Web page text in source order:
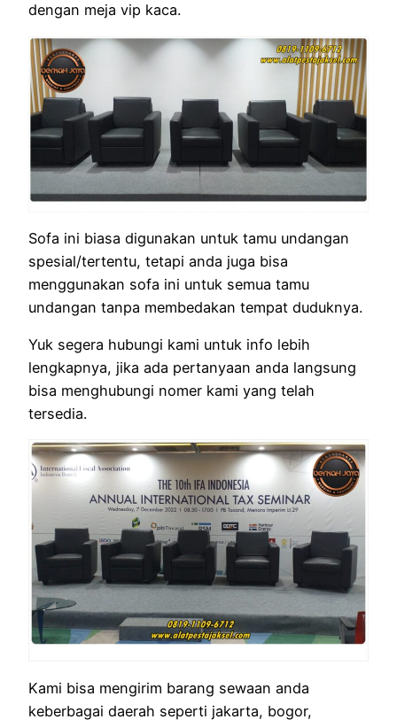
dengan meja vip kaca.
Sofa ini biasa digunakan untuk tamu undangan
spesial/tertentu, tetapi anda juga bisa
menggunakan sofa ini untuk semua tamu
undangan tanpa membedakan tempat duduknya.
Yuk segera hubungi kami untuk info lebih
lengkapnya, jika ada pertanyaan anda langsung
bisa menghubungi nomer kami yang telah
tersedia.
Kami bisa mengirim barang sewaan anda
keberbagai daerah seperti jakarta, bogor,